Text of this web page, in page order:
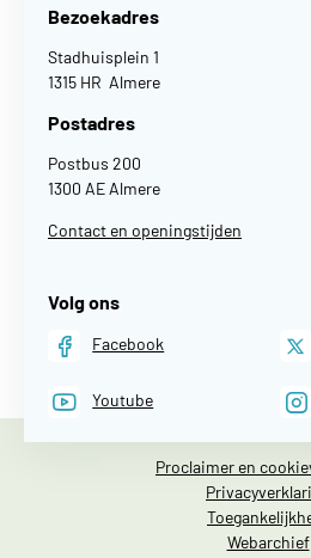
Bezoekadres
Stadhuisplein 1
1315 HR Almere
Postadres
Postbus 200
1300 AE Almere
Contact en openingstijden
Volg ons
Facebook
Youtube
Proclaimer en
Webarchief